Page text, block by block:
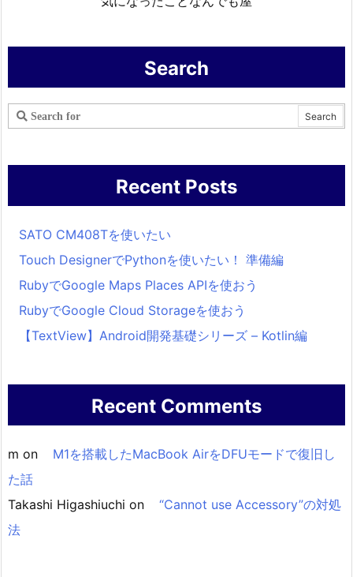
Search
Recent Posts
SATO CM408Tを使いたい
Touch DesignerでPythonを使いたい！ 準備編
RubyでGoogle Maps Places APIを使おう
RubyでGoogle Cloud Storageを使おう
【TextView】Android開発基礎シリーズ – Kotlin編
Recent Comments
m on
M1を搭載したMacBook AirをDFUモードで復旧し
た話
Takashi Higashiuchi on
“Cannot use Accessory”の対処
法